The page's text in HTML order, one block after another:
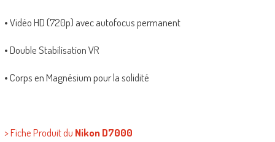
• Vidéo HD (720p) avec autofocus permanent
• Double Stabilisation VR
• Corps en Magnésium pour la solidité
> Fiche Produit du Nikon D7000